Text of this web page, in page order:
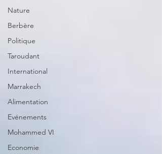
Nature
Berbère
Politique
Taroudant
International
Marrakech
Alimentation
Evénements
Mohammed VI
Economie